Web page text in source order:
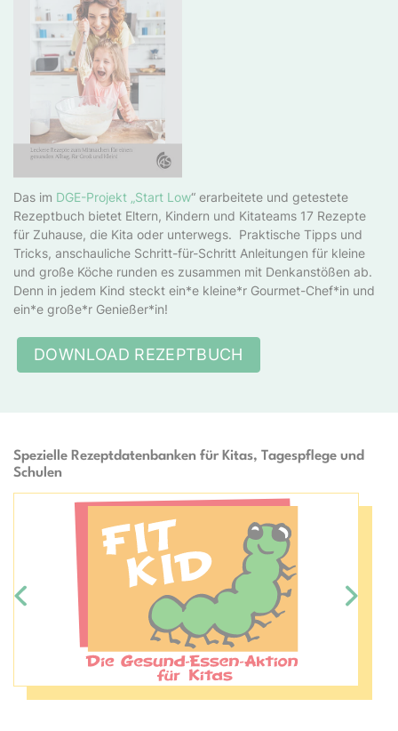
Das im DGE-Projekt „Start Low“ erarbeitete und getestete
Rezeptbuch bietet Eltern, Kindern und Kitateams 17 Rezepte
für Zuhause, die Kita oder unterwegs. Praktische Tipps und
Tricks, anschauliche Schritt-für-Schritt Anleitungen für kleine
und große Köche runden es zusammen mit Denkanstößen ab.
Denn in jedem Kind steckt ein*e kleine*r Gourmet-Chef*in und
ein*e große*r Genießer*in!
DOWNLOAD REZEPTBUCH
Spezielle Rezeptdatenbanken für Kitas, Tagespflege und
Schulen
Bildergalerie überspringen